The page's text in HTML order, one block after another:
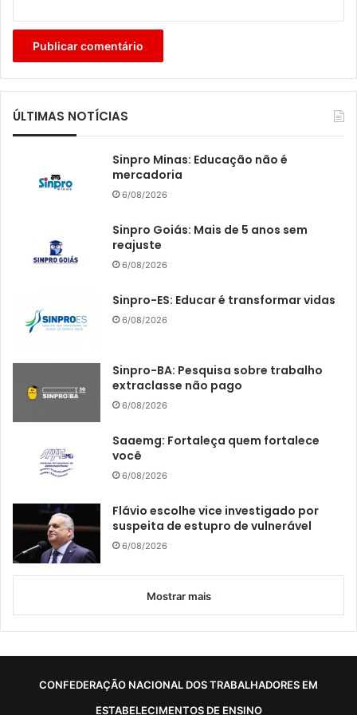
ÚLTIMAS NOTÍCIAS
Sinpro Minas: Educação não é
mercadoria
6/08/2026
Sinpro Goiás: Mais de 5 anos sem
reajuste
6/08/2026
Sinpro-ES: Educar é transformar vidas
6/08/2026
Sinpro-BA: Pesquisa sobre trabalho
extraclasse não pago
6/08/2026
Saaemg: Fortaleça quem fortalece
você
6/08/2026
Flávio escolhe vice investigado por
suspeita de estupro de vulnerável
6/08/2026
Mostrar mais
CONFEDERAÇÃO NACIONAL DOS TRABALHADORES EM
ESTABELECIMENTOS DE ENSINO